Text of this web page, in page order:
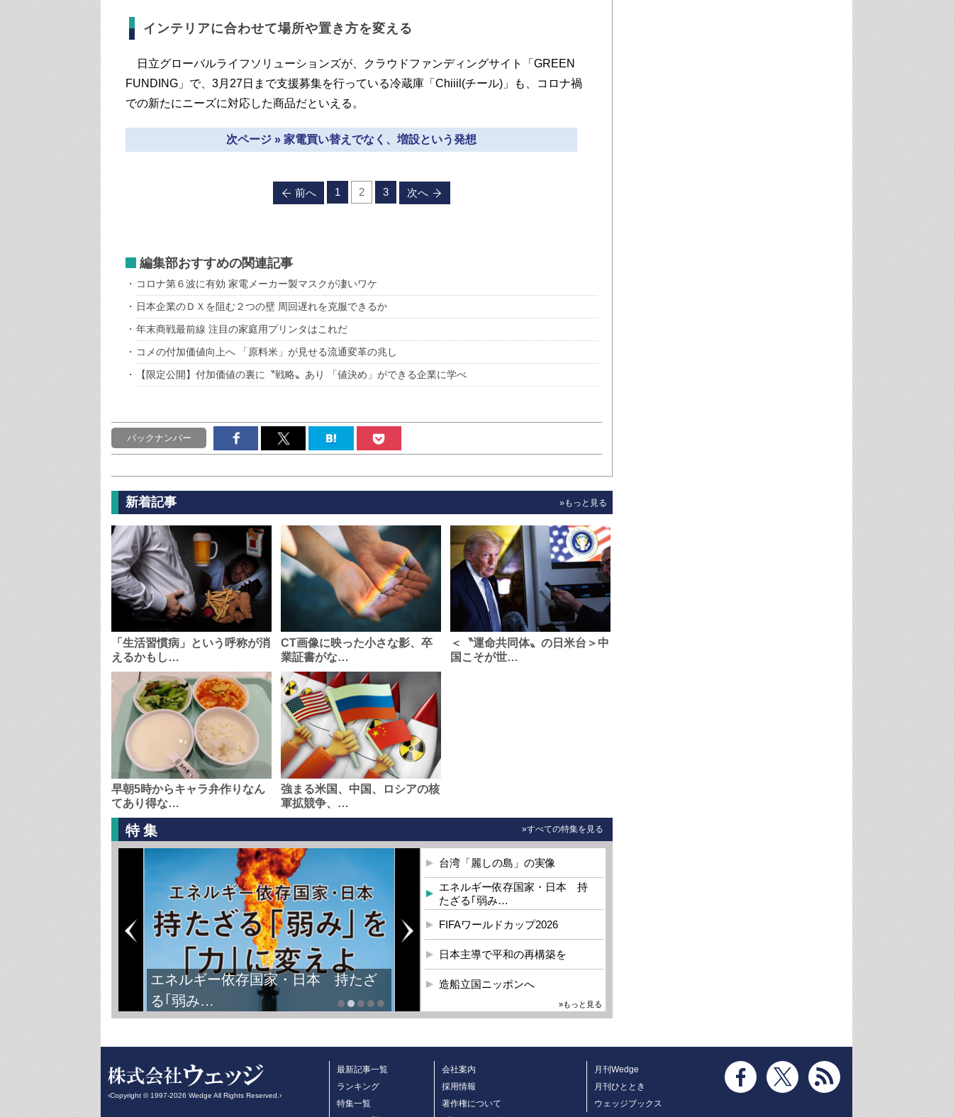
インテリアに合わせて場所や置き方を変える
日立グローバルライフソリューションズが、クラウドファンディングサイト「GREEN
FUNDING」で、3月27日まで支援募集を行っている冷蔵庫「Chiiil(チール)」も、コロナ禍
での新たにニーズに対応した商品だといえる。
次ページ » 家電買い替えでなく、増設という発想
前へ 1 2 3 次へ
編集部おすすめの関連記事
コロナ第６波に有効 家電メーカー製マスクが凄いワケ
日本企業のＤＸを阻む２つの壁 周回遅れを克服できるか
年末商戦最前線 注目の家庭用プリンタはこれだ
コメの付加価値向上へ 「原料米」が見せる流通変革の兆し
【限定公開】付加価値の裏に〝戦略〟あり 「値決め」ができる企業に学べ
バックナンバー
新着記事 »もっと見る
「生活習慣病」という呼称が消
えるかもし…
CT画像に映った小さな影、卒
業証書がな…
＜〝運命共同体〟の日米台＞中
国こそが世…
早朝5時からキャラ弁作りなん
てあり得な…
強まる米国、中国、ロシアの核
軍拡競争、…
特集 »すべての特集を見る
エネルギー依存国家・日本 持たざ
る｢弱み…
台湾「麗しの島」の実像
エネルギー依存国家・日本 持
たざる｢弱み…
FIFAワールドカップ2026
日本主導で平和の再構築を
造船立国ニッポンへ
»もっと見る
‹Copyright © 1997-2026 Wedge All Rights Reserved.›
最新記事一覧
ランキング
特集一覧
会社案内
採用情報
著作権について
月刊Wedge
月刊ひととき
ウェッジブックス